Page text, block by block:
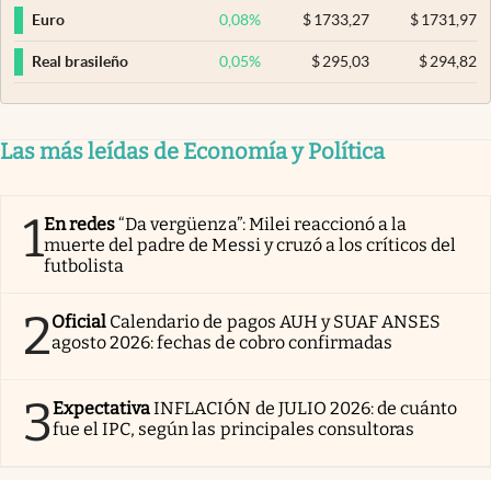
Euro 0,08% $ 1733,27 $1731,97
Real brasileño 0,05% $ 295,03 $294,82
Las más leídas de Economía y Política
1En redes“Da vergüenza”: Milei reaccionó a la
muerte del padre de Messi y cruzó a los críticos del
futbolista
2Oficial Calendario de pagos AUH y SUAF ANSES
agosto 2026: fechas de cobro confirmadas
3ExpectativaINFLACIÓN de JULIO 2026: de cuánto
fue el IPC, según las principales consultoras